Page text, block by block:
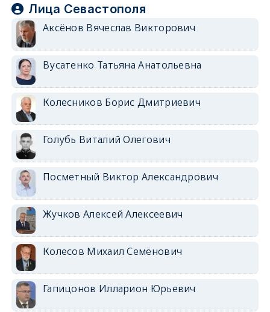
Лица Севастополя
Аксёнов Вячеслав Викторович
Вусатенко Татьяна Анатольевна
Колесников Борис Дмитриевич
Голубь Виталий Олегович
Посметный Виктор Александрович
Жучков Алексей Алексеевич
Колесов Михаил Семёнович
Гапицонов Илларион Юрьевич